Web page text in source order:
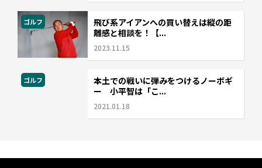
ゴルフ
飛び系アイアンへの買い替えは縦の距
離感と相談を！【...
2023.11.15
ゴルフ
本土での戦いに弾みをつけるノーボギ
ー 小平智は「こ...
2021.01.18